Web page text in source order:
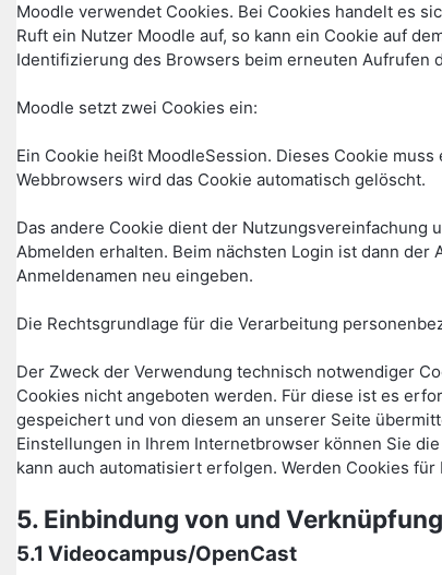
Moodle verwendet Cookies. Bei Cookies handelt es
Ruft ein Nutzer Moodle auf, so kann ein Cookie auf
Identifizierung des Browsers beim erneuten Aufrufen
Moodle setzt zwei Cookies ein:
Ein Cookie heißt MoodleSession. Dieses Cookie
Webbrowsers wird das Cookie automatisch gelöscht.
Das andere Cookie dient der Nutzungsvereinfachung
Abmelden erhalten. Beim nächsten Login ist dann
Anmeldenamen neu eingeben.
Die Rechtsgrundlage für die Verarbeitung
Der Zweck der Verwendung technisch notwendiger
Cookies nicht angeboten werden. Für diese ist es
gespeichert und von diesem an unserer Seite
Einstellungen in Ihrem Internetbrowser können Sie
kann auch automatisiert erfolgen. Werden Cookies
5. Einbindung von und
5.1 Videocampus/OpenCast